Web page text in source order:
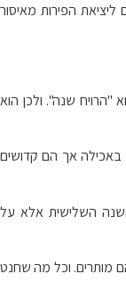
הפירות מאיסור
שנה". ולכן הוא
באכילה אך הם קדושים
השלישית אלא על
מותרים. וכל מה שחנט